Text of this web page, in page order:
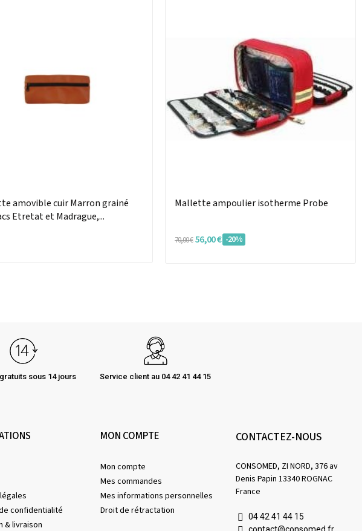
amovible cuir Marron grainé
Etretat et Madrague,...
Mallette ampoulier isotherme Probe
70,00 € 56,00 € -20%
sous 14 jours Service client au 04 42 41 44 15
confidentialité
& livraison
MON COMPTE
Mon compte
Mes commandes
Mes informations personnelles
Droit de rétractation
CONTACTEZ-NOUS
CONSOMED, ZI NORD, 376 av
Denis Papin 13340 ROGNAC
France
04 42 41 44 15